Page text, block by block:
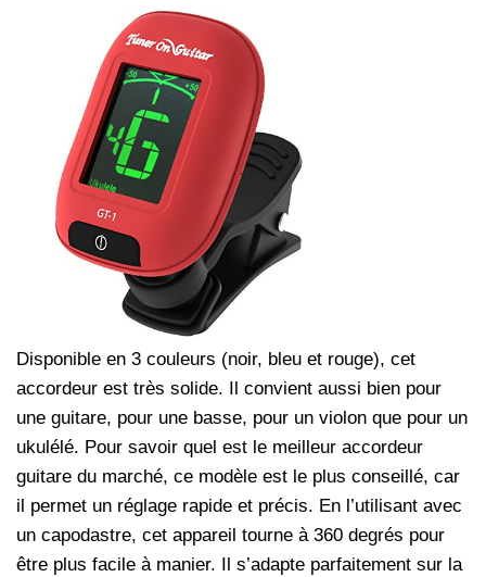
Disponible en 3 couleurs (noir, bleu et rouge), cet
accordeur est très solide. Il convient aussi bien pour
une guitare, pour une basse, pour un violon que pour un
ukulélé. Pour savoir quel est le meilleur accordeur
guitare du marché, ce modèle est le plus conseillé, car
il permet un réglage rapide et précis. En l’utilisant avec
un capodastre, cet appareil tourne à 360 degrés pour
être plus facile à manier. Il s’adapte parfaitement sur la